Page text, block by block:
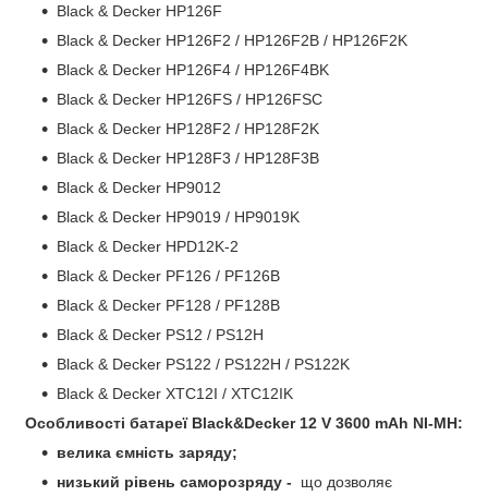
Black & Decker HP126F
Black & Decker HP126F2 / HP126F2B / HP126F2K
Black & Decker HP126F4 / HP126F4BK
Black & Decker HP126FS / HP126FSC
Black & Decker HP128F2 / HP128F2K
Black & Decker HP128F3 / HP128F3B
Black & Decker HP9012
Black & Decker HP9019 / HP9019K
Black & Decker HPD12K-2
Black & Decker PF126 / PF126B
Black & Decker PF128 / PF128B
Black & Decker PS12 / PS12H
Black & Decker PS122 / PS122H / PS122K
Black & Decker XTC12I / XTC12IK
Особливості батареї Black&Decker 12 V 3600 mAh NI-MH:
велика ємність заряду;
низький рівень саморозряду -
що дозволяє